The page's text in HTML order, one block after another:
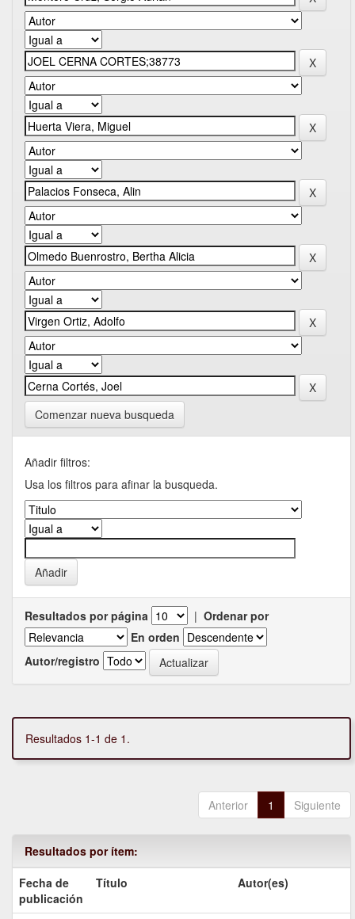
Comenzar nueva busqueda
Añadir filtros:
Usa los filtros para afinar la busqueda.
Resultados por página | Ordenar por
En orden
Autor/registro
Resultados 1-1 de 1.
Anterior 1 Siguiente
Resultados por ítem:
Fecha de
publicación
Título Autor(es)